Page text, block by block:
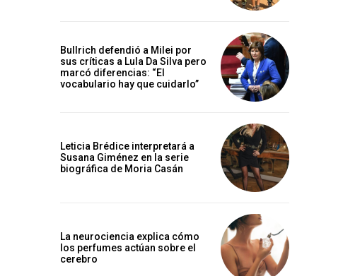
Bullrich defendió a Milei por
sus críticas a Lula Da Silva pero
marcó diferencias: “El
vocabulario hay que cuidarlo”
Leticia Brédice interpretará a
Susana Giménez en la serie
biográfica de Moria Casán
La neurociencia explica cómo
los perfumes actúan sobre el
cerebro